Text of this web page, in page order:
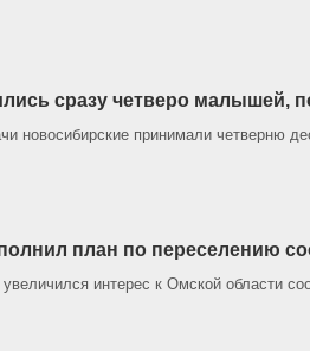
сразу четверо малышей,
новосибирские принимали четверню
план по переселению
увеличился интерес к Омской области